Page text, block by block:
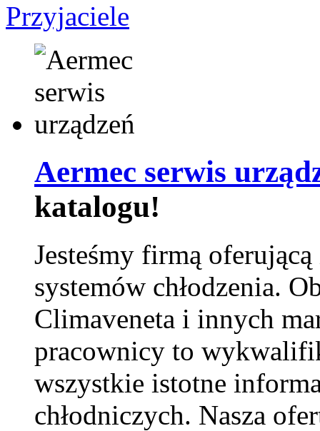
Przyjaciele
Aermec serwis
katalogu!
Jesteśmy firmą
systemów chłodzenia.
Climaveneta i innych
pracownicy to
wszystkie istotne
chłodniczych. Nasza